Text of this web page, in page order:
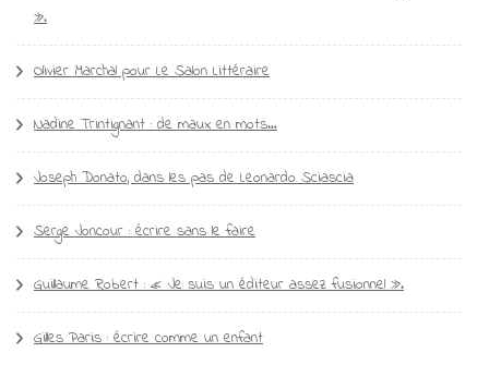
».
Olivier Marchal pour Le Salon Littéraire
Nadine Trintignant : de maux en mots…
Joseph Donato, dans les pas de Leonardo Sciascia
Serge Joncour : écrire sans le faire
Guillaume Robert : « Je suis un éditeur assez fusionnel ».
Gilles Paris : écrire comme un enfant